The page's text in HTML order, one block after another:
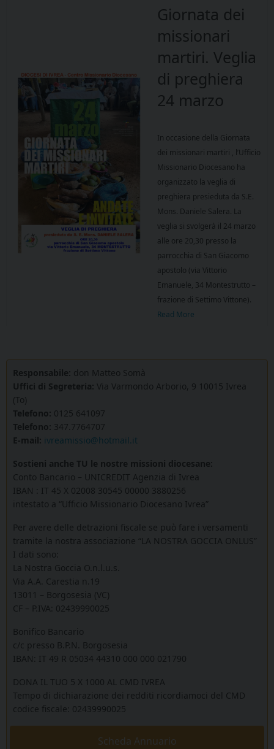
Giornata dei
missionari
martiri. Veglia
di preghiera
24 marzo
In occasione della Giornata
dei missionari martiri , l’Ufficio
Missionario Diocesano ha
organizzato la veglia di
preghiera presieduta da S.E.
Mons. Daniele Salera. La
veglia si svolgerà il 24 marzo
alle ore 20,30 presso la
parrocchia di San Giacomo
apostolo (via Vittorio
Emanuele, 34 Montestrutto –
frazione di Settimo Vittone).
Read More
Responsabile: don Matteo Somà
Uffici di Segreteria: Via Varmondo Arborio, 9 10015 Ivrea
(To)
Telefono: 0125 641097
Telefono: 347.7764707
E-mail: ivreamissio@hotmail.it
Sostieni anche TU le nostre missioni diocesane:
Conto Bancario – UNICREDIT Agenzia di Ivrea
IBAN : IT 45 X 02008 30545 00000 3880256
intestato a “Ufficio Missionario Diocesano Ivrea”
Per avere delle detrazioni fiscale se può fare i versamenti
tramite la nostra associazione “LA NOSTRA GOCCIA ONLUS”
I dati sono:
La Nostra Goccia O.n.l.u.s.
Via A.A. Carestia n.19
13011 – Borgosesia (VC)
CF – P.IVA: 02439990025
Bonifico Bancario
c/c presso B.P.N. Borgosesia
IBAN: IT 49 R 05034 44310 000 000 021790
DONA IL TUO 5 X 1000 AL CMD IVREA
Tempo di dichiarazione dei redditi ricordiamoci del CMD
codice fiscale: 02439990025
Scheda Annuario